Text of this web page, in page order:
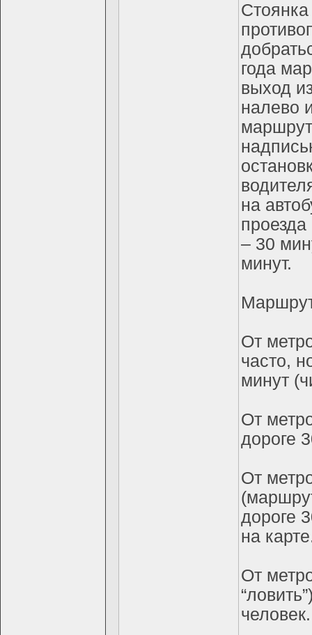
года
выход
налево
на
– 30
минут.
От
часто,
минут
От
дороге
От
дороге
на
От